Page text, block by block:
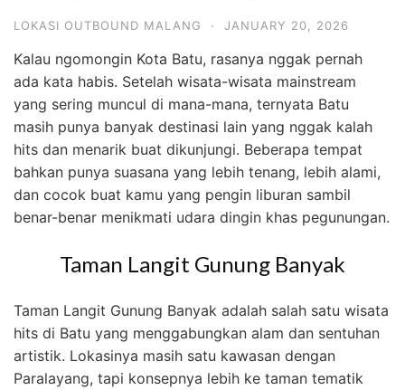
LOKASI OUTBOUND MALANG · JANUARY 20, 2026
Kalau ngomongin Kota Batu, rasanya nggak pernah
ada kata habis. Setelah wisata-wisata mainstream
yang sering muncul di mana-mana, ternyata Batu
masih punya banyak destinasi lain yang nggak kalah
hits dan menarik buat dikunjungi. Beberapa tempat
bahkan punya suasana yang lebih tenang, lebih alami,
dan cocok buat kamu yang pengin liburan sambil
benar-benar menikmati udara dingin khas pegunungan.
Taman Langit Gunung Banyak
Taman Langit Gunung Banyak adalah salah satu wisata
hits di Batu yang menggabungkan alam dan sentuhan
artistik. Lokasinya masih satu kawasan dengan
Paralayang, tapi konsepnya lebih ke taman tematik